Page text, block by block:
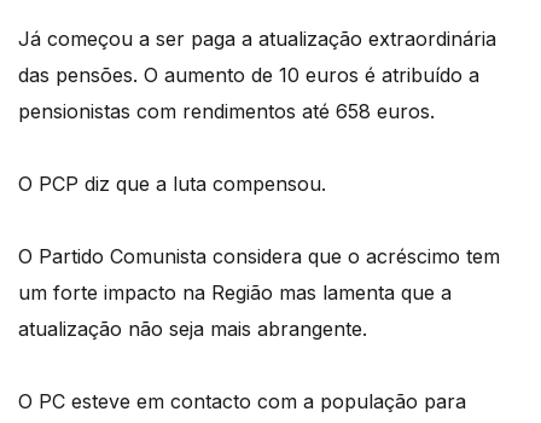
Já começou a ser paga a atualização extraordinária
das pensões. O aumento de 10 euros é atribuído a
pensionistas com rendimentos até 658 euros.
O PCP diz que a luta compensou.
O Partido Comunista considera que o acréscimo tem
um forte impacto na Região mas lamenta que a
atualização não seja mais abrangente.
O PC esteve em contacto com a população para